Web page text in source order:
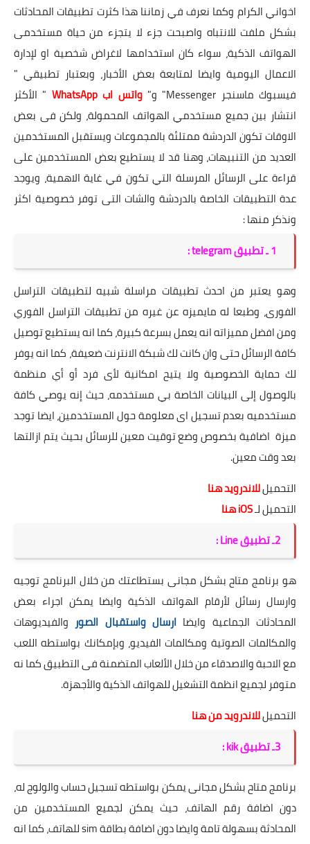
اخواني الكرام وكما نعرف في زماننا هذا كثرت تطبيقات المحادثات
بشكل ملفت للانتباه واصبحت جزء لا يتجزء من حياة مستخدمى
الهواتف الذكية، سواء كان استخدامها لاغراض شخصية او لإدارة
الاعمال اليومية وايضا لمتابعة بعض الأخبار، وبعتبار تطبيقي "
فيسبوك ماسنجر Messenger" و"
واتس اب WhatsApp
" الأكثر
انتشار بين جميع مستخدمي الهواتف المحمولة، ولكن فى بعض
الاوقات تكون الدردشة ممتلئة بالمجموعات ويستقبل المستخدمين
العديد من التنبيهات، وهنا قد لا يستطيع بعض المستخدمين على
قراءة على الرسائل المرسلة التي تكون في غاية الاهمية، ويوجد
عدة التطبيقات الخاصة بالدردشة والشات التى توفر خصوصية اكثر
ونذكر منها :
وهو يعتبر من احدث تطبيقات مراسلة شبيه لتطبيقات التراسل
الفورى، وطبعا له مايميزه عن غيره من تطبيقات التراسل الفوري
ومن افضل مميزاته انه يعمل بسرعة كبيرة، كما انه يستطيع توصيل
كافة الرسائل حتى وان كانت لك شبكة الانترنت ضعيفة، كما انه يوفر
لك حماية الخصوصية ولا يتيح امكانية لأى فرد أو أي منظمة
بالوصول إلى البيانات الخاصة بي مستخدمه، حيث إنه يوصي كافة
مستخدميه بعدم تسجيل اى معلومة حول المستخدمين، ايضا توجد
ميزة اضافية بخصوص وضع توقيت معين للرسائل بحيث يتم ازالتها
بعد وقت معين.
التحميلللاندرويد هنا
التحميل لـiOS هنا
2ـ تطبيق Line :
هو برنامج متاح بشكل مجانى بستطاعتك من خلال البرنامج توجيه
وارسال رسائل لأرقام الهواتف الذكية وايضا يمكن اجراء بعض
المحادثات الجماعية وايضا ارسال واستقبال الصور والفيديوهات
والمكالمات الصوتية ومكالمات الفيديو، وبإمكانك بواستطه اللعب
مع الاحبة والاصدقاء من خلال الألعاب المتضمنة فى التطبيق كما نه
متوفر لجميع انظمة التشغيل للهواتف الذكية والأجهزة.
التحميلللاندرويد من هنا
3ـ تطبيق kik :
برنامج متاح بشكل مجانى يمكن بواستطه تسجيل حساب والولوج له،
دون اضافة رقم الهاتف، حيث يمكن لجميع المستخدمين من
المحادثة بسهولة تامة وايضا دون اضافة بطاقة sim للهاتف، كما انه